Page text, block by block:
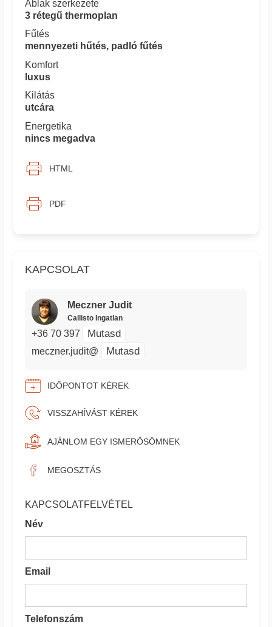
KAPCSOLAT
Meczner Judit
Callisto Ingatlan
+36 70 397 Mutasd
meczner.judit@ Mutasd
IDŐPONTOT KÉREK
VISSZAHÍVÁST KÉREK
AJÁNLOM EGY ISMERŐSÖMNEK
MEGOSZTÁS
KAPCSOLATFELVÉTEL
Név
Email
Telefonszám
Ablak szerkezete
3 rétegű thermoplan
Fűtés
mennyezeti hűtés, padló fűtés
Komfort
luxus
Kilátás
utcára
Energetika
nincs megadva
HTML
PDF